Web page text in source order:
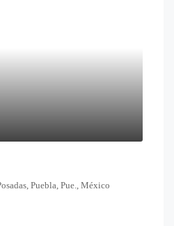
Puebla, Pue., México